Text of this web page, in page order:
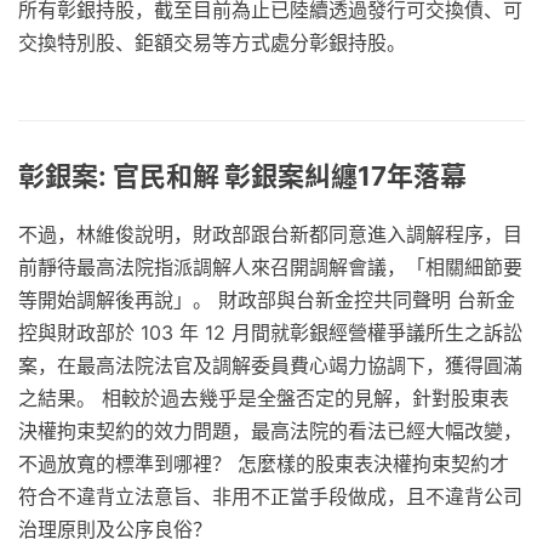
所有彰銀持股，截至目前為止已陸續透過發行可交換債、可
交換特別股、鉅額交易等方式處分彰銀持股。
彰銀案: 官民和解 彰銀案糾纏17年落幕
不過，林維俊說明，財政部跟台新都同意進入調解程序，目
前靜待最高法院指派調解人來召開調解會議，「相關細節要
等開始調解後再說」。 財政部與台新金控共同聲明 台新金
控與財政部於 103 年 12 月間就彰銀經營權爭議所生之訴訟
案，在最高法院法官及調解委員費心竭力協調下，獲得圓滿
之結果。 相較於過去幾乎是全盤否定的見解，針對股東表
決權拘束契約的效力問題，最高法院的看法已經大幅改變，
不過放寬的標準到哪裡？ 怎麼樣的股東表決權拘束契約才
符合不違背立法意旨、非用不正當手段做成，且不違背公司
治理原則及公序良俗？